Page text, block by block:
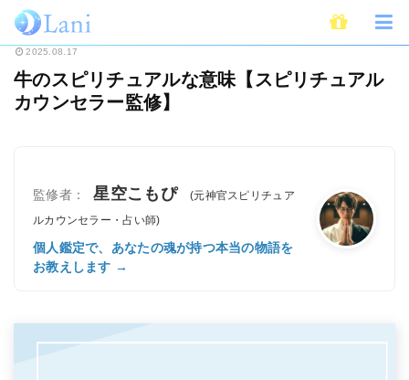
ホーム スピリチュアル 牛のスピリチュアルな意味【スピリチュアルカウ
2025.08.17
牛のスピリチュアルな意味【スピリチュアル
カウンセラー監修】
監修者： 星空こもぴ
(元神官スピリチュア
ルカウンセラー・占い師)
個人鑑定で、あなたの魂が持つ本当の物語を
お教えします →